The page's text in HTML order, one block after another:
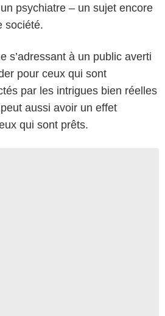
psychiatre – un sujet encore
société.
s’adressant à un public averti
pour ceux qui sont
par les intrigues bien réelles
aussi avoir un effet
qui sont prêts.